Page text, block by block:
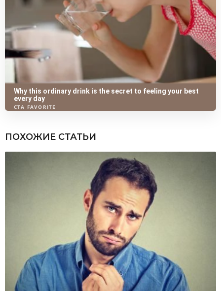
ПОХОЖИЕ СТАТЬИ